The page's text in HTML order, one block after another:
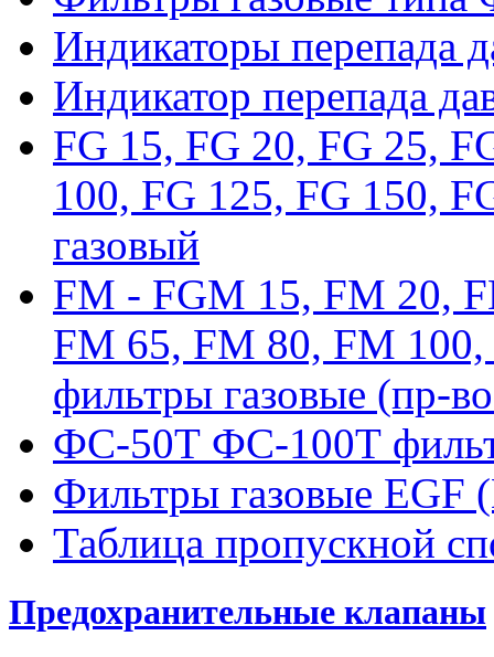
Индикаторы перепада
Индикатор перепада
FG 15, FG 20, FG 25,
100, FG 125, FG 150,
газовый
FM - FGM 15, FM 20,
FM 65, FM 80, FM
фильтры газовые (пр-
ФС-50Т ФС-100Т
Фильтры газовые EGF
Таблица пропускной
Предохранительные клапаны